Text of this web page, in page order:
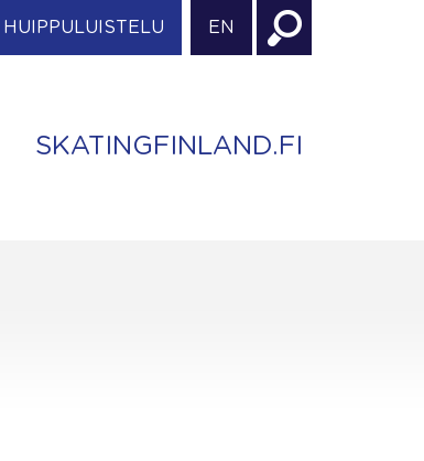
HUIPPULUISTELU EN
SKATINGFINLAND.FI